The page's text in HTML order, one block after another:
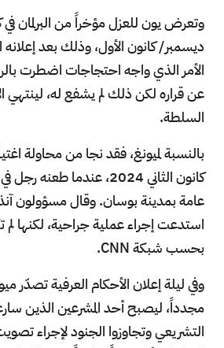
وتعرض يون للعزل مؤخراً من البرلمان في
ديسمبر/ كانون الأول، وذلك بعد إعلانه
الأمر الذي واجه احتجاجات اضطرت
عن قراره لكن ذلك لم يشفع له، لينتهي
السلطة.
بالنسبة لميونغ، فقد نجا من محاولة
كانون الثاني 2024، عندما
عامة بمدينة بوسان. وقال مسؤولون
استدعت إجراء عملية جراحية، لكنها لم
بحسب شبكة CNN.
وفي ليلة إعلان الأحكام العرفية تصدّر
مجدداً، ليصبح أحد المشرعين الذين
التشريعي وتجاوزوا الجنود لإجراء